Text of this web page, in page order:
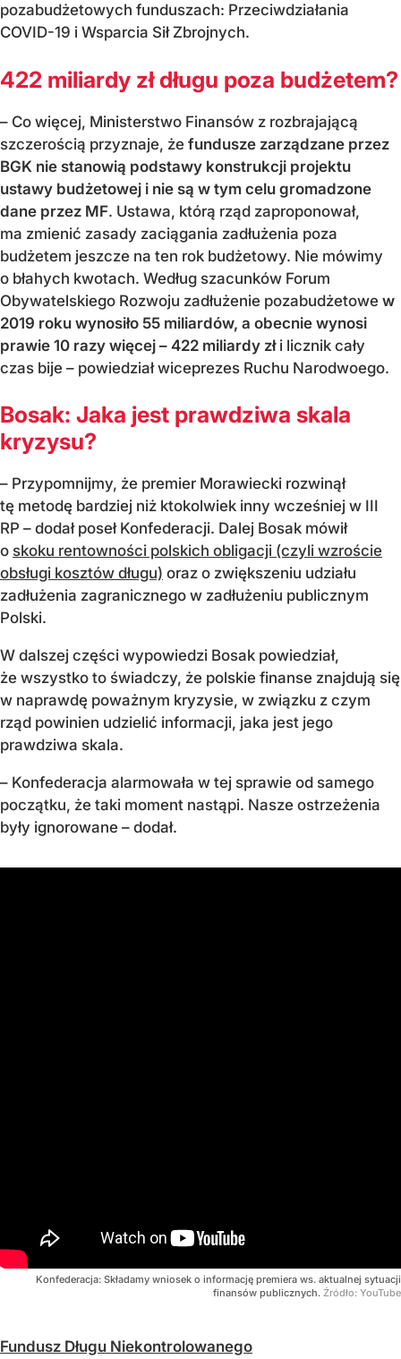
pozabudżetowych funduszach: Przeciwdziałania
COVID-19 i Wsparcia Sił Zbrojnych.
422 miliardy zł długu poza budżetem?
– Co więcej, Ministerstwo Finansów z rozbrajającą
szczerością przyznaje, że fundusze zarządzane przez
BGK nie stanowią podstawy konstrukcji projektu
ustawy budżetowej i nie są w tym celu gromadzone
dane przez MF. Ustawa, którą rząd zaproponował,
ma zmienić zasady zaciągania zadłużenia poza
budżetem jeszcze na ten rok budżetowy. Nie mówimy
o błahych kwotach. Według szacunków Forum
Obywatelskiego Rozwoju zadłużenie pozabudżetowe w
2019 roku wynosiło 55 miliardów, a obecnie wynosi
prawie 10 razy więcej – 422 miliardy złi licznik cały
czas bije – powiedział wiceprezes Ruchu Narodwoego.
Bosak: Jaka jest prawdziwa skala
kryzysu?
– Przypomnijmy, że premier Morawiecki rozwinął
tę metodę bardziej niż ktokolwiek inny wcześniej w III
RP – dodał poseł Konfederacji. Dalej Bosak mówił
o skoku rentowności polskich obligacji (czyli wzroście
obsługi kosztów długu) oraz o zwiększeniu udziału
zadłużenia zagranicznego w zadłużeniu publicznym
Polski.
W dalszej części wypowiedzi Bosak powiedział,
że wszystko to świadczy, że polskie finanse znajdują się
w naprawdę poważnym kryzysie, w związku z czym
rząd powinien udzielić informacji, jaka jest jego
prawdziwa skala.
– Konfederacja alarmowała w tej sprawie od samego
początku, że taki moment nastąpi. Nasze ostrzeżenia
były ignorowane – dodał.
Konfederacja: Składamy wniosek o informację premiera ws. aktualnej sytuacji
finansów publicznych. Źródło: YouTube
Fundusz Długu Niekontrolowanego